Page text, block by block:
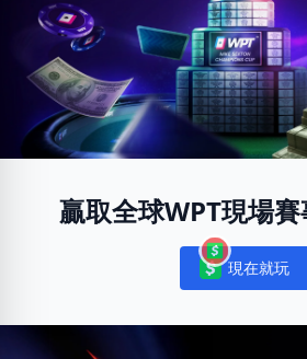
贏取全球WPT現場
Notifications
現在就玩